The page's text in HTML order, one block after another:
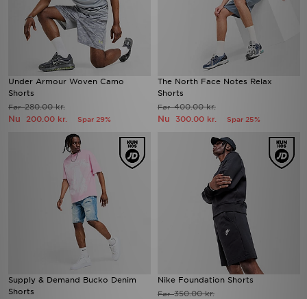
Under Armour Woven Camo
Shorts
Før280.00 kr.
Nu 200.00 kr. Spar 29%
The North Face Notes Relax
Shorts
Før400.00 kr.
Nu 300.00 kr. Spar 25%
Supply & Demand Bucko Denim
Shorts
Nike Foundation Shorts
Før350.00 kr.